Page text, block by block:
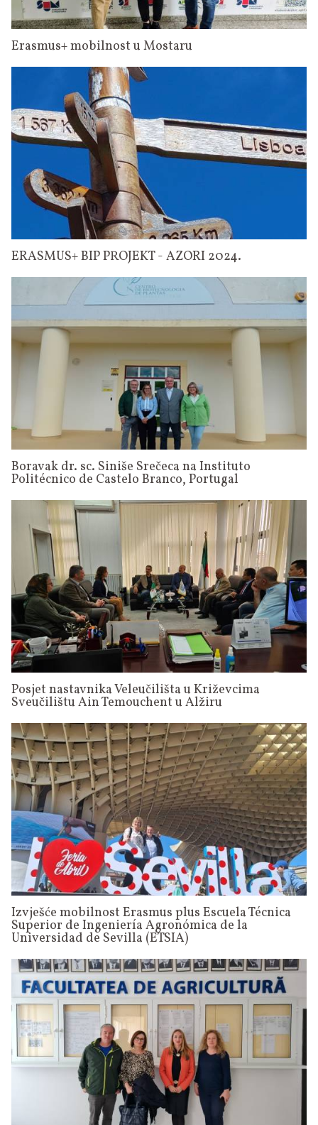
Erasmus+ mobilnost u Mostaru
ERASMUS+ BIP PROJEKT - AZORI 2024.
Boravak dr. sc. Siniše Srečeca na Instituto
Politécnico de Castelo Branco, Portugal
Posjet nastavnika Veleučilišta u Križevcima
Sveučilištu Ain Temouchent u Alžiru
Izvješće mobilnost Erasmus plus Escuela Técnica
Superior de Ingeniería Agronómica de la
Universidad de Sevilla (ETSIA)